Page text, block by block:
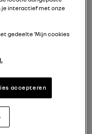
je interactief met onze
gedeelte 'Mijn cookies
accepteren